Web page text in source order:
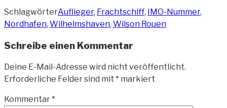
SchlagwörterAuflieger, Frachtschiff, IMO-Nummer,
Nordhafen, Wilhelmshaven, Wilson Rouen
Schreibe einen Kommentar
Deine E-Mail-Adresse wird nicht veröffentlicht.
Erforderliche Felder sind mit * markiert
Kommentar*